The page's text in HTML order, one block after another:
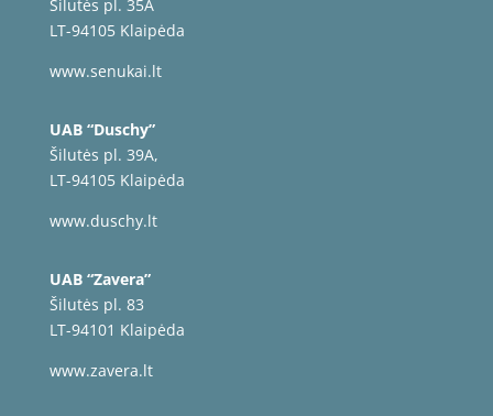
Šilutės pl. 35A
LT-94105 Klaipėda
www.senukai.lt
UAB “Duschy”
Šilutės pl. 39A,
LT-94105 Klaipėda
www.duschy.lt
UAB “Zavera”
Šilutės pl. 83
LT-94101 Klaipėda
www.zavera.lt